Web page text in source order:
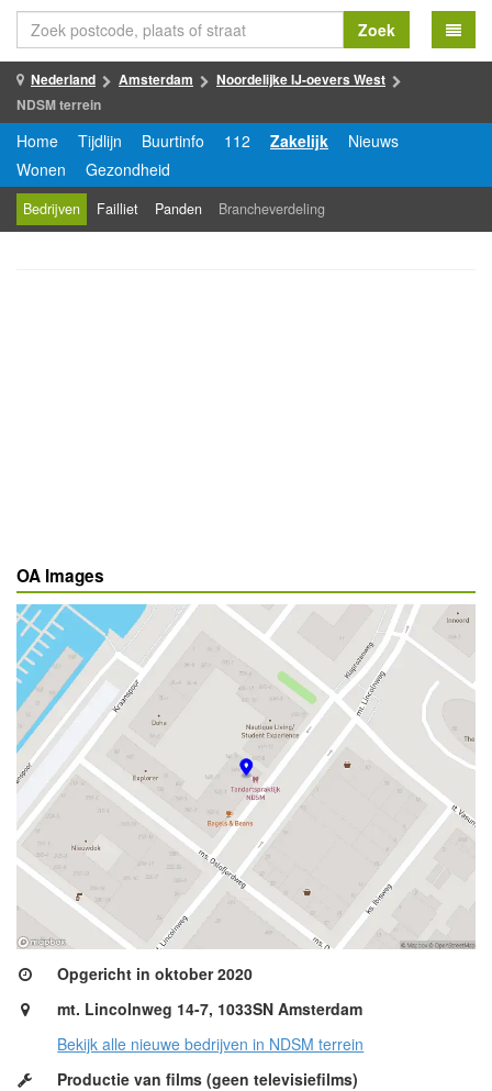
Zoek
Nederland Amsterdam
Noordelijke IJ-oevers West
NDSM terrein
Home Tijdlijn Buurtinfo 112 Zakelijk
Nieuws
Wonen
Gezondheid
Bedrijven Failliet Panden Brancheverdeling
OA Images
Opgericht in oktober 2020
mt. Lincolnweg 14-7, 1033SN Amsterdam
Bekijk alle nieuwe bedrijven in NDSM terrein
Productie van films (geen televisiefilms)